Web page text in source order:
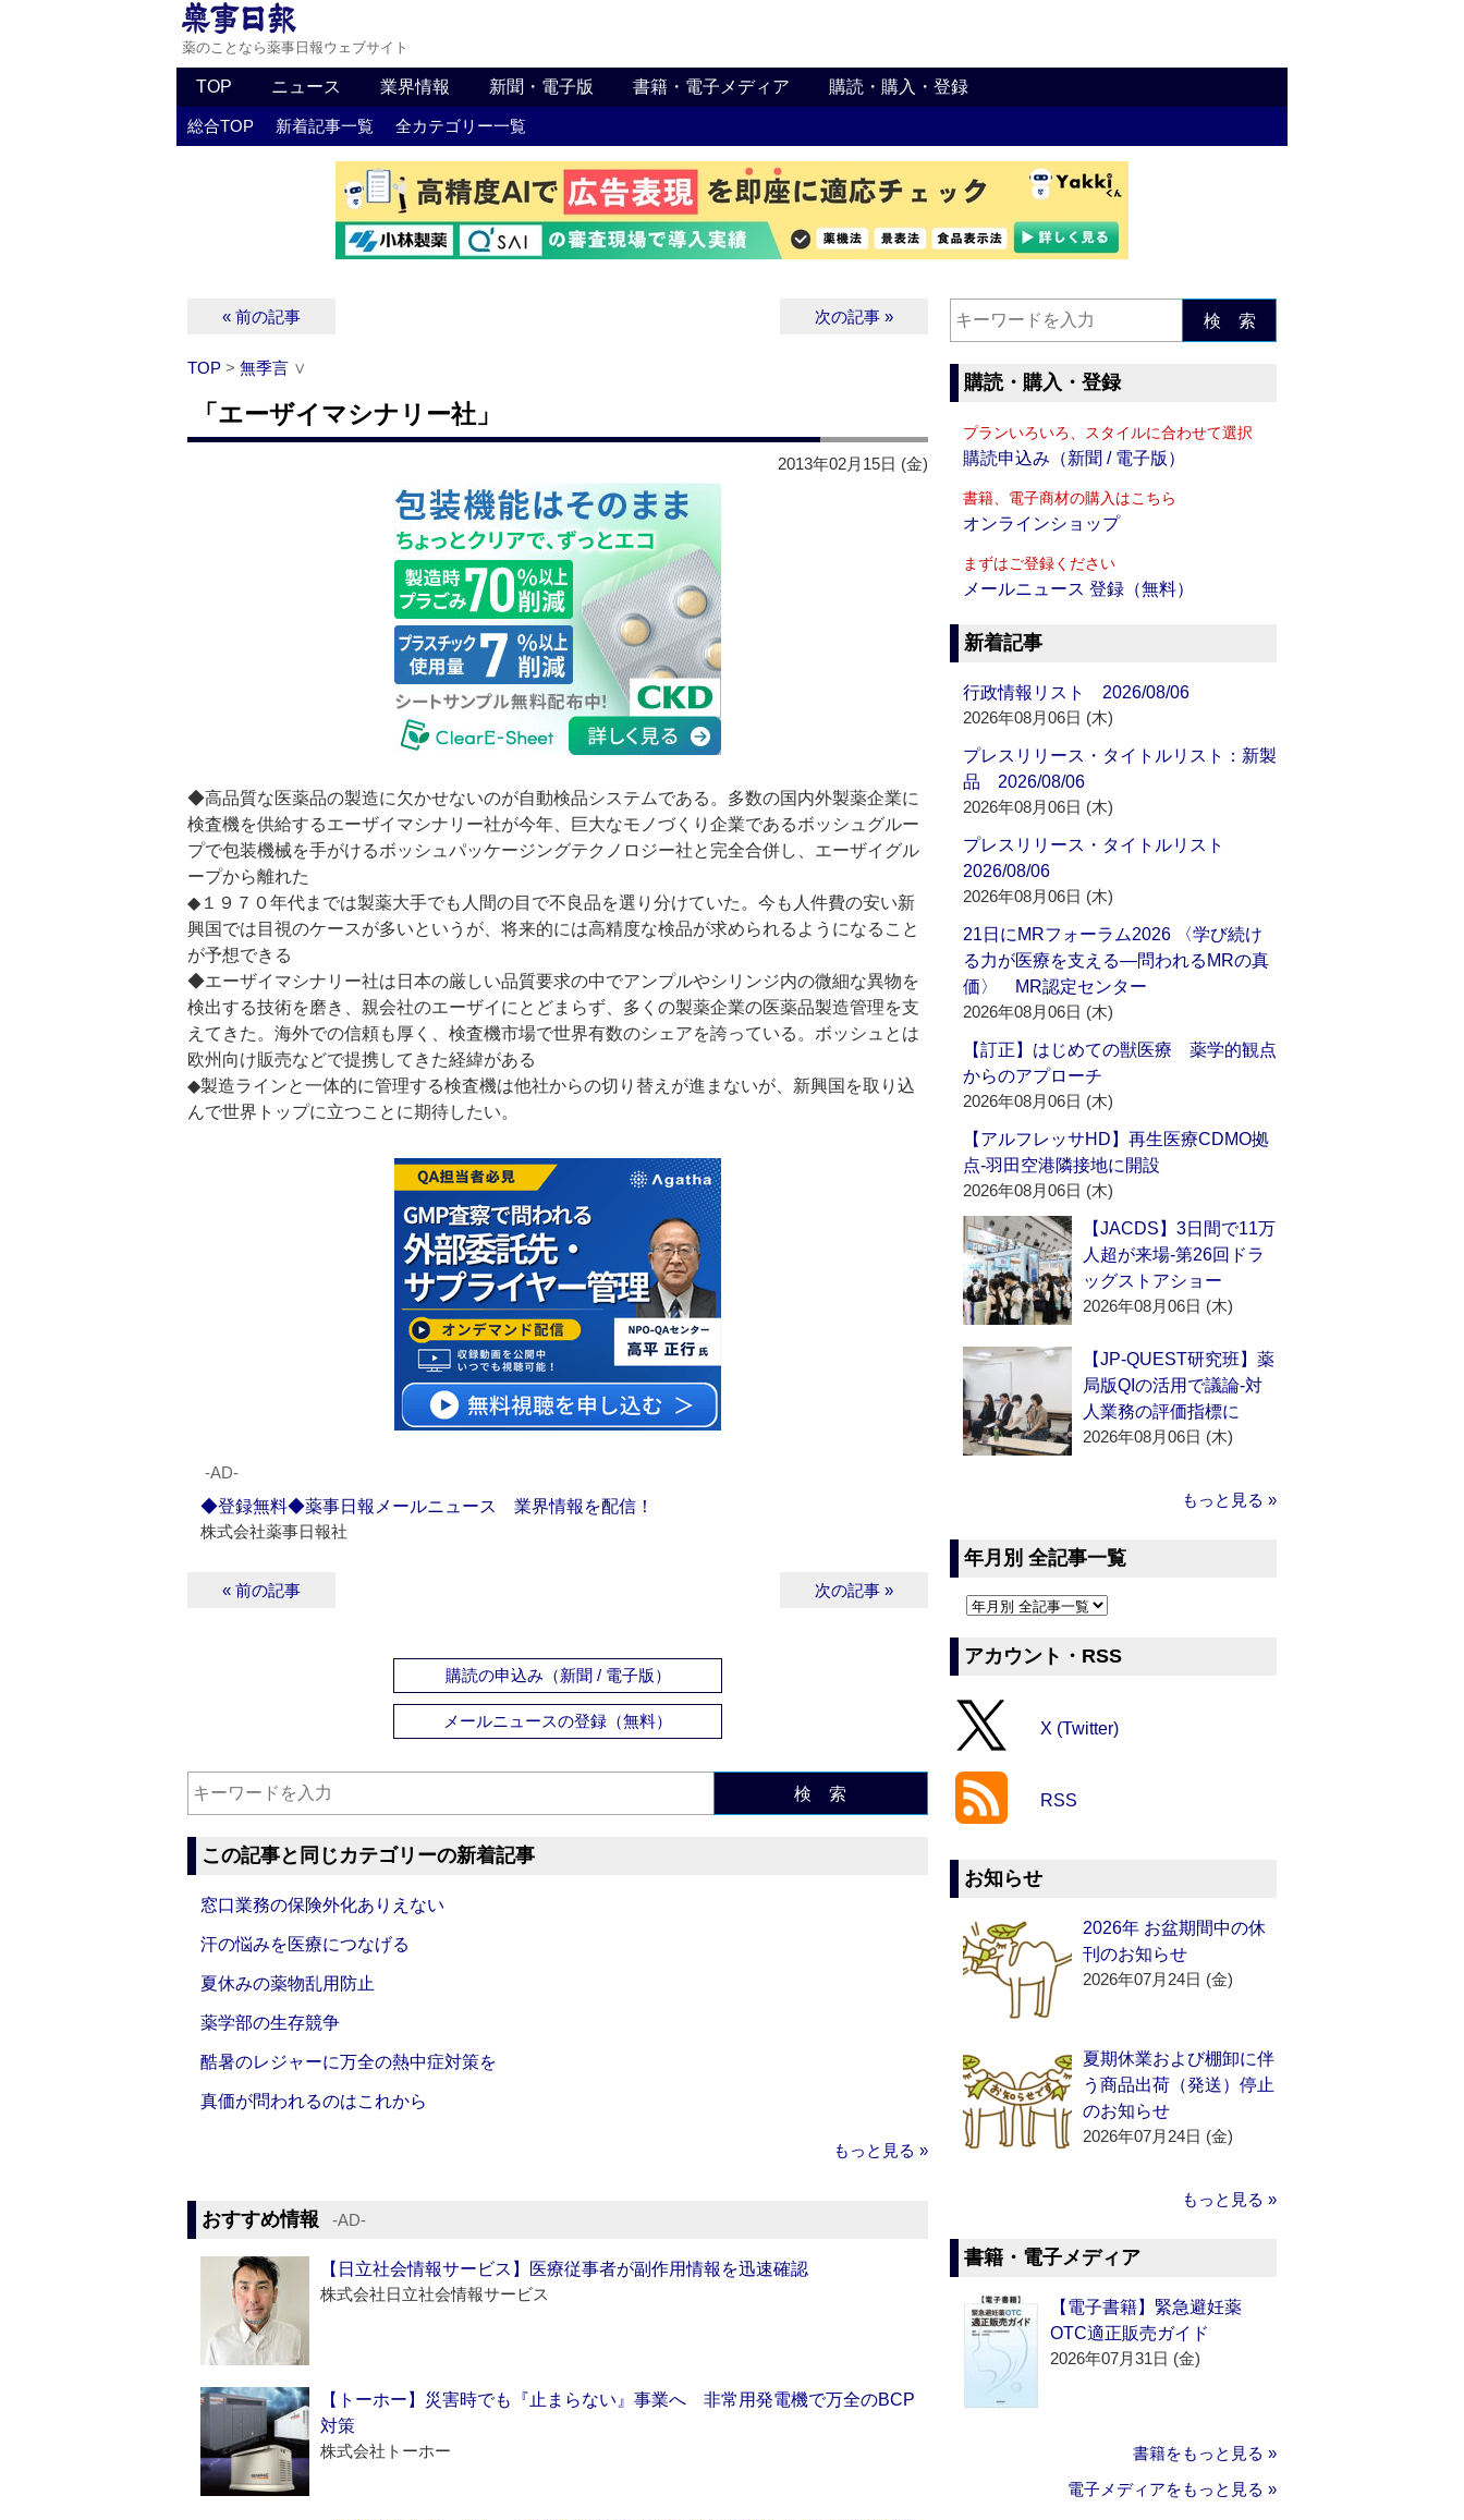
薬のことなら薬事日報ウェブサイト
TOP ニュース 業界情報 新聞・電子版 書籍・電子メディア 購読・購入・登録
総合TOP 新着記事一覧 全カテゴリー一覧
« 前の記事 次の記事 »
TOP > 無季言 ∨
「エーザイマシナリー社」
2013年02月15日 (金)
◆高品質な医薬品の製造に欠かせないのが自動検品システムである。多数の国内外製薬企業に
検査機を供給するエーザイマシナリー社が今年、巨大なモノづくり企業であるボッシュグルー
プで包装機械を手がけるボッシュパッケージングテクノロジー社と完全合併し、エーザイグル
ープから離れた
◆１９７０年代までは製薬大手でも人間の目で不良品を選り分けていた。今も人件費の安い新
興国では目視のケースが多いというが、将来的には高精度な検品が求められるようになること
が予想できる
◆エーザイマシナリー社は日本の厳しい品質要求の中でアンプルやシリンジ内の微細な異物を
検出する技術を磨き、親会社のエーザイにとどまらず、多くの製薬企業の医薬品製造管理を支
えてきた。海外での信頼も厚く、検査機市場で世界有数のシェアを誇っている。ボッシュとは
欧州向け販売などで提携してきた経緯がある
◆製造ラインと一体的に管理する検査機は他社からの切り替えが進まないが、新興国を取り込
んで世界トップに立つことに期待したい。
‐AD‐
◆登録無料◆薬事日報メールニュース 業界情報を配信！
株式会社薬事日報社
« 前の記事 次の記事 »
購読の申込み（新聞 / 電子版）
メールニュースの登録（無料）
検 索
この記事と同じカテゴリーの新着記事
窓口業務の保険外化ありえない
汗の悩みを医療につなげる
夏休みの薬物乱用防止
薬学部の生存競争
酷暑のレジャーに万全の熱中症対策を
真価が問われるのはこれから
もっと見る »
おすすめ情報 ‐AD‐
【日立社会情報サービス】医療従事者が副作用情報を迅速確認
株式会社日立社会情報サービス
【トーホー】災害時でも『止まらない』事業へ 非常用発電機で万全のBCP
対策
株式会社トーホー
検 索
購読・購入・登録
プランいろいろ、スタイルに合わせて選択
購読申込み（新聞 / 電子版）
書籍、電子商材の購入はこちら
オンラインショップ
まずはご登録ください
メールニュース 登録（無料）
新着記事
行政情報リスト 2026/08/06
2026年08月06日 (木)
プレスリリース・タイトルリスト：新製
品 2026/08/06
2026年08月06日 (木)
プレスリリース・タイトルリスト
2026/08/06
2026年08月06日 (木)
21日にMRフォーラム2026 〈学び続け
る力が医療を支える―問われるMRの真
価〉 MR認定センター
2026年08月06日 (木)
【訂正】はじめての獣医療 薬学的観点
からのアプローチ
2026年08月06日 (木)
【アルフレッサHD】再生医療CDMO拠
点‐羽田空港隣接地に開設
2026年08月06日 (木)
【JACDS】3日間で11万
人超が来場‐第26回ドラ
ッグストアショー
2026年08月06日 (木)
【JP-QUEST研究班】薬
局版QIの活用で議論‐対
人業務の評価指標に
2026年08月06日 (木)
もっと見る »
年月別 全記事一覧
アカウント・RSS
X (Twitter)
RSS
お知らせ
2026年 お盆期間中の休
刊のお知らせ
2026年07月24日 (金)
夏期休業および棚卸に伴
う商品出荷（発送）停止
のお知らせ
2026年07月24日 (金)
もっと見る »
書籍・電子メディア
【電子書籍】緊急避妊薬
OTC適正販売ガイド
2026年07月31日 (金)
書籍をもっと見る »
電子メディアをもっと見る »